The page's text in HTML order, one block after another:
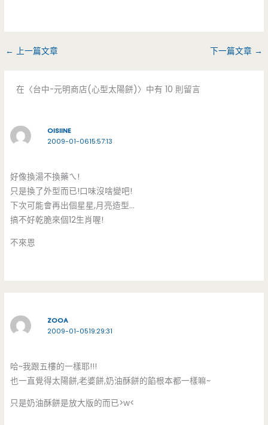
← 上一篇文章 下一篇文章 →
在〈台中-元明商店(心型太陽餅)〉中有 10 則留言
OISIINE
2009-01-0615:57:13
好像換湯不換藥ㄟ!
只是換了外型而已!口味沒啥變吧!
下次可能會再出個星星,月亮造型…
搞不好乾脆來個12生肖喔!
不來恩
ZOOA
2009-01-0519:29:31
哈~我跟五樓的一樣耶!!!
也一直覺得太陽餅,老婆餅,奶油酥餅的餡根本都一樣嘛~
只是奶油酥餅是放大版的而已>w<